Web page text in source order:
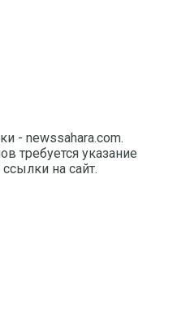
- newssahara.com.
требуется указание
на сайт.